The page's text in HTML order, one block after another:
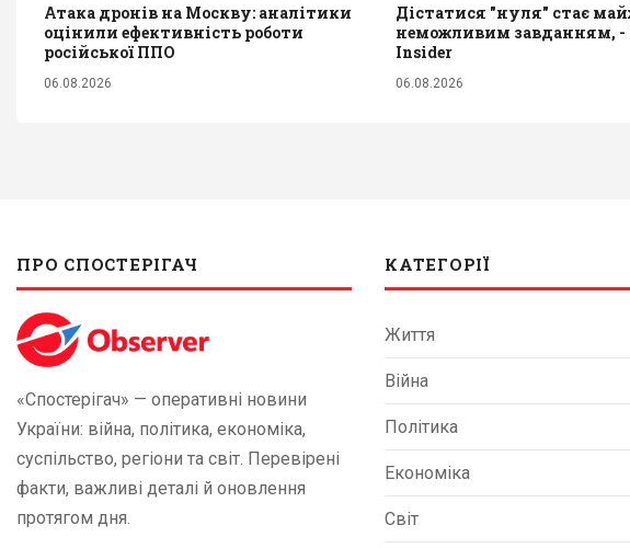
Атака дронів на Москву: аналітики
оцінили ефективність роботи
російської ППО
06.08.2026
Дістатися "нуля" стає
неможливим завданням, -
Insider
06.08.2026
ПРО СПОСТЕРІГАЧ
«Спостерігач» — оперативні новини
України: війна, політика, економіка,
суспільство, регіони та світ. Перевірені
факти, важливі деталі й оновлення
протягом дня.
КАТЕГОРІЇ
Життя
Війна
Політика
Економіка
Світ